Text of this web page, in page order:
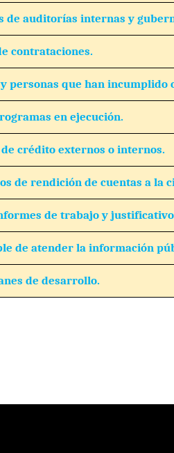
de auditorías internas y
contrataciones.
personas que han incumplido
en ejecución.
crédito externos o internos.
de rendición de cuentas a la
de trabajo y
de atender la información
de desarrollo.